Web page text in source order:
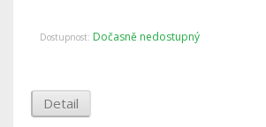
Dostupnost: Dočasně nedostupný
Detail